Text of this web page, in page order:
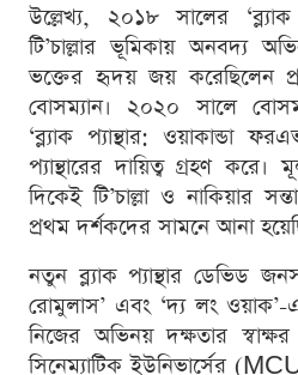
উল্লেখ্য, ২০১৮ সালের ‘ব্ল্যাক
টি’চাল্লার ভূমিকায় অনবদ্য
ভক্তের হৃদয় জয় করেছিলেন
বোসম্যান। ২০২০ সালে
‘ব্ল্যাক প্যান্থার: ওয়াকান্ডা
প্যান্থারের দায়িত্ব গ্রহণ
দিকেই টি’চাল্লা ও নাকিয়ার
প্রথম দর্শকদের সামনে আনা
নতুন ব্ল্যাক প্যান্থার ডেভিড
রোমুলাস’ এবং ‘দ্য লং ওয়াক’-
নিজের অভিনয় দক্ষতার
সিনেম্যাটিক ইউনিভার্সের